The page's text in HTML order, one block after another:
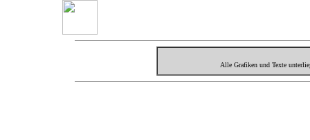
Alle Grafiken und Texte